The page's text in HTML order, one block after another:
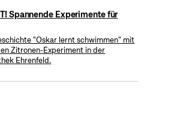
Spannende Experimente für
"Oskar lernt schwimmen" mit
Zitronen-Experiment in der
Ehrenfeld.